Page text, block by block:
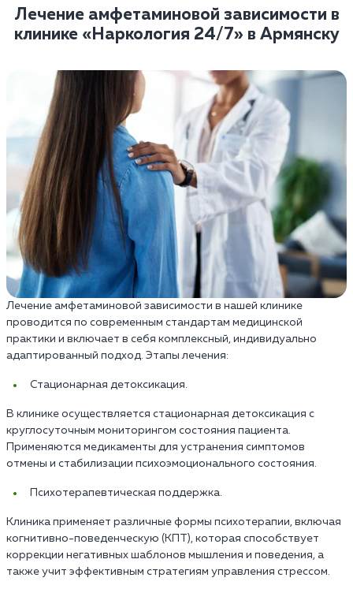
Лечение амфетаминовой зависимости в
клинике «Наркология 24/7» в Армянску
Лечение амфетаминовой зависимости в нашей клинике
проводится по современным стандартам медицинской
практики и включает в себя комплексный, индивидуально
адаптированный подход. Этапы лечения:
Стационарная детоксикация.
В клинике осуществляется стационарная детоксикация с
круглосуточным мониторингом состояния пациента.
Применяются медикаменты для устранения симптомов
отмены и стабилизации психоэмоционального состояния.
Психотерапевтическая поддержка.
Клиника применяет различные формы психотерапии, включая
когнитивно-поведенческую (КПТ), которая способствует
коррекции негативных шаблонов мышления и поведения, а
также учит эффективным стратегиям управления стрессом.